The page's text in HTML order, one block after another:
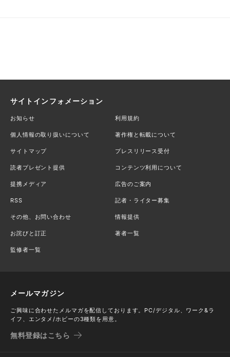
サイトインフォメーション
お知らせ 利用規約
個人情報の取り扱いについて 著作権と転載について
サイトマップ プレスリリース受付
読者プレゼント提供 コンテンツ利用について
提携メディア 広告のご案内
RSS 記者・ライター募集
その他、お問い合わせ 情報提供
お詫びと訂正 著者一覧
監修者一覧
メールマガジン
ご興味に合わせたメルマガを配信しております。PC/デジタル、ワーク&ラ
イフ、エンタメ/ホビーの3種類を用意。
無料登録はこちら